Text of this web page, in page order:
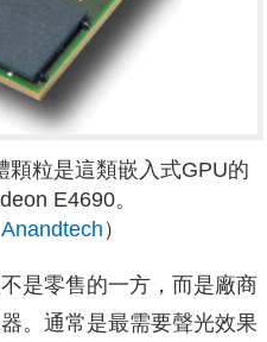
粒是這類嵌入式GPU的
E4690。
Anandtech ）
是零售的一方，而是廠商
。通常是最需要聲光效果